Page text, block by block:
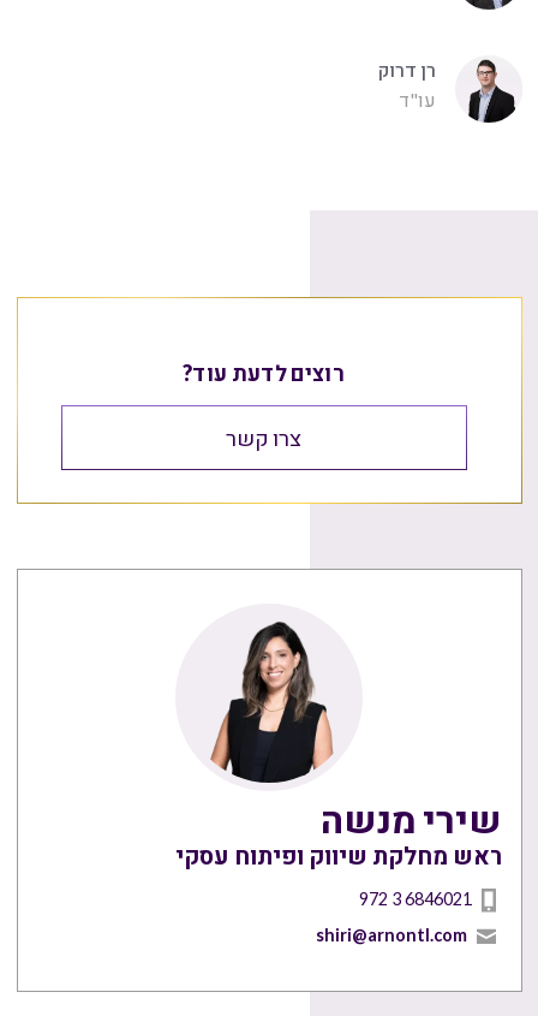
רן דרוק
עו"ד
רוצים לדעת עוד?
צרו קשר
שירי מנשה
ראש מחלקת שיווק ופיתוח עסקי
972 3 6846021
shiri@arnontl.com